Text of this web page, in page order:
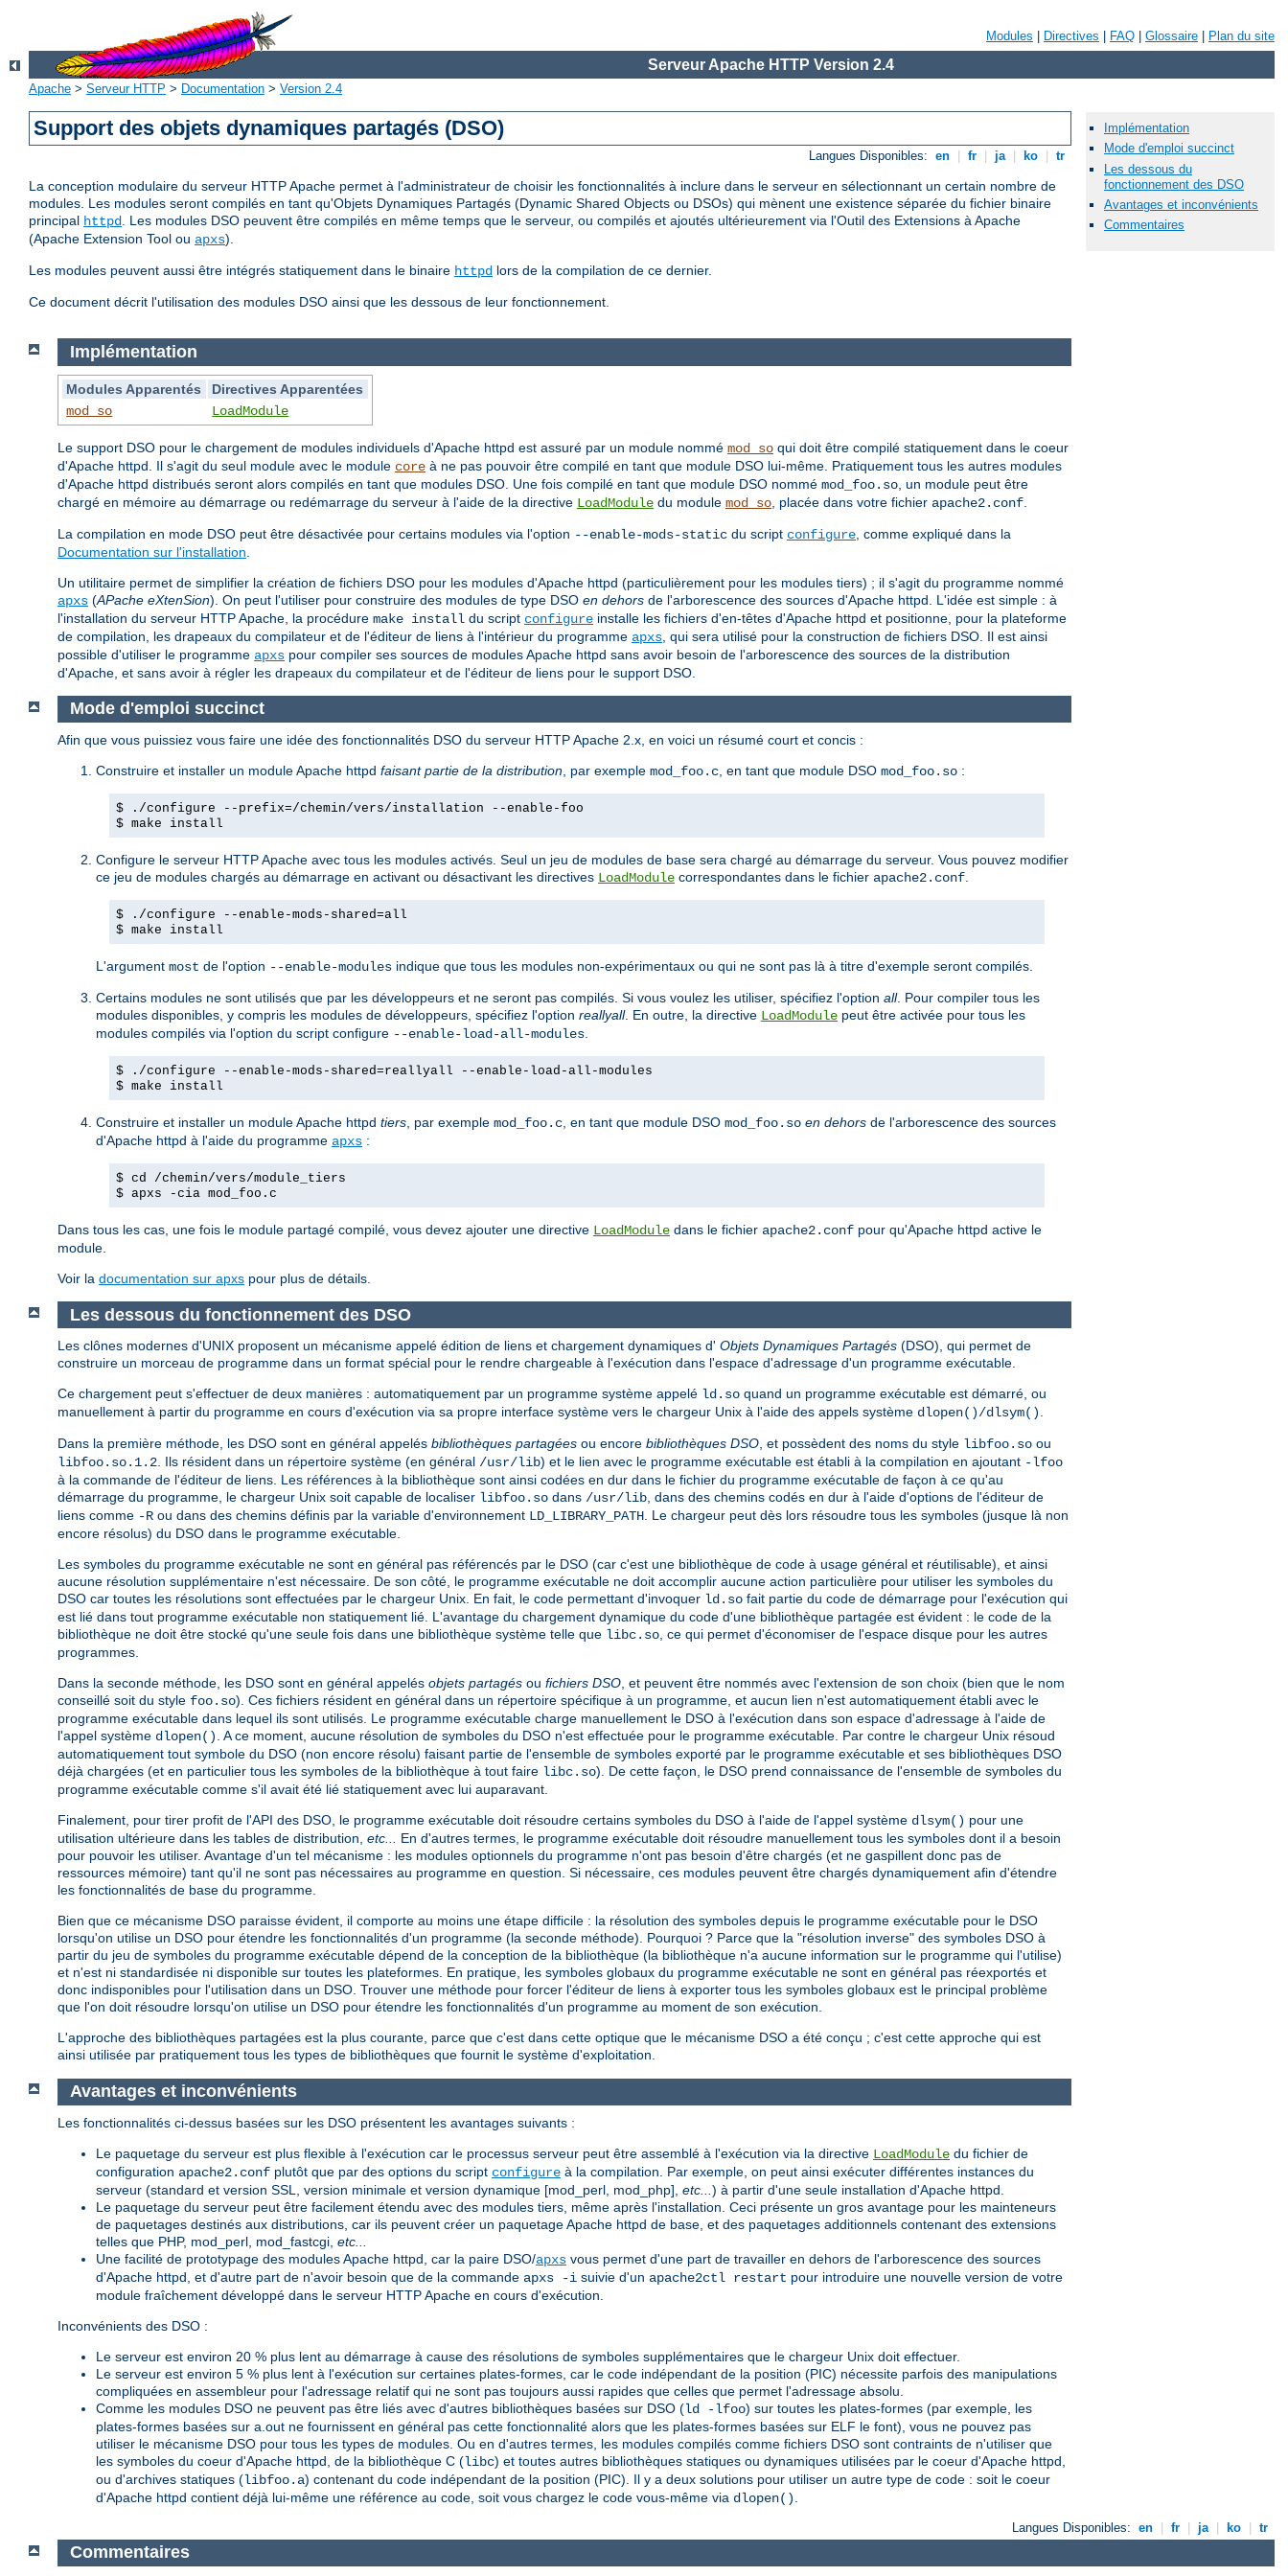
Modules Directives FAQ Glossaire Plan du site
Serveur Apache HTTP Version 2.4
Apache > Serveur HTTP > Documentation > Version 2.4
Support des objets dynamiques partagés (DSO)
Langues Disponibles: en fr ja ko tr
La conception modulaire du serveur HTTP Apache permet à l'administrateur de choisir les fonctionnalités à inclure dans le serveur en sélectionnant un certain nombre de
modules. Les modules seront compilés en tant qu'Objets Dynamiques Partagés (Dynamic Shared Objects ou DSOs) qui mènent une existence séparée du fichier binaire
principal httpd. Les modules DSO peuvent être compilés en même temps que le serveur, ou compilés et ajoutés ultérieurement via l'Outil des Extensions à Apache
(Apache Extension Tool ou apxs).
Les modules peuvent aussi être intégrés statiquement dans le binaire httpd lors de la compilation de ce dernier.
Ce document décrit l'utilisation des modules DSO ainsi que les dessous de leur fonctionnement.
Implémentation
Mode d'emploi succinct
Les dessous du
fonctionnement des DSO
Avantages et inconvénients
Commentaires
Implémentation
Modules Apparentés
Directives Apparentées
mod_so
LoadModule
Le support DSO pour le chargement de modules individuels d'Apache httpd est assuré par un module nommé mod_so qui doit être compilé statiquement dans le coeur
d'Apache httpd. Il s'agit du seul module avec le module core à ne pas pouvoir être compilé en tant que module DSO lui-même. Pratiquement tous les autres modules
d'Apache httpd distribués seront alors compilés en tant que modules DSO. Une fois compilé en tant que module DSO nommé mod_foo.so , un module peut être
chargé en mémoire au démarrage ou redémarrage du serveur à l'aide de la directive LoadModule du module mod_so , placée dans votre fichier apache2.conf
La compilation en mode DSO peut être désactivée pour certains modules via l'option --enable-mods-static du script configure , comme expliqué dans la
Documentation sur l'installation
Un utilitaire permet de simplifier la création de fichiers DSO pour les modules d'Apache httpd (particulièrement pour les modules tiers) ; il s'agit du programme nommé
apxs (APache eXtenSion). On peut l'utiliser pour construire des modules de type DSO en dehors de l'arborescence des sources d'Apache httpd. L'idée est simple : à
l'installation du serveur HTTP Apache, la procédure make install du script configure installe les fichiers d'en-têtes d'Apache httpd et positionne, pour la plateforme
de compilation, les drapeaux du compilateur et de l'éditeur de liens à l'intérieur du programme apxs , qui sera utilisé pour la construction de fichiers DSO. Il est ainsi
possible d'utiliser le programme apxs pour compiler ses sources de modules Apache httpd sans avoir besoin de l'arborescence des sources de la distribution
d'Apache, et sans avoir à régler les drapeaux du compilateur et de l'éditeur de liens pour le support DSO.
Mode d'emploi succinct
Afin que vous puissiez vous faire une idée des fonctionnalités DSO du serveur HTTP Apache 2.x, en voici un résumé court et concis :
Construire et installer un module Apache httpd faisant partie de la distribution , par exemple mod_foo.c , en tant que module DSO mod_foo.so :
$ ./configure --prefix=/chemin/vers/installation --enable-foo
$ make install
Configure le serveur HTTP Apache avec tous les modules activés. Seul un jeu de modules de base sera chargé au démarrage du serveur. Vous pouvez modifier
ce jeu de modules chargés au démarrage en activant ou désactivant les directives LoadModule correspondantes dans le fichier apache2.conf
$ ./configure --enable-mods-shared=all
$ make install
L'argument most de l'option --enable-modules indique que tous les modules non-expérimentaux ou qui ne sont pas là à titre d'exemple seront compilés.
Certains modules ne sont utilisés que par les développeurs et ne seront pas compilés. Si vous voulez les utiliser, spécifiez l'option all. Pour compiler tous les
modules disponibles, y compris les modules de développeurs, spécifiez l'option reallyall. En outre, la directive LoadModule peut être activée pour tous les
modules compilés via l'option du script configure --enable-load-all-modules
$ ./configure --enable-mods-shared=reallyall --enable-load-all-modules
$ make install
Construire et installer un module Apache httpd tiers , par exemple mod_foo.c , en tant que module DSO mod_foo.so en dehors de l'arborescence des sources
d'Apache httpd à l'aide du programme apxs :
$ cd /chemin/vers/module_tiers
$ apxs -cia mod_foo.c
Dans tous les cas, une fois le module partagé compilé, vous devez ajouter une directive LoadModule dans le fichier apache2.conf pour qu'Apache httpd active le
module.
Voir la documentation sur apxs pour plus de détails.
Les dessous du fonctionnement des DSO
Les clônes modernes d'UNIX proposent un mécanisme appelé édition de liens et chargement dynamiques d' Objets Dynamiques Partagés (DSO), qui permet de
construire un morceau de programme dans un format spécial pour le rendre chargeable à l'exécution dans l'espace d'adressage d'un programme exécutable.
Ce chargement peut s'effectuer de deux manières : automatiquement par un programme système appelé ld.so quand un programme exécutable est démarré, ou
manuellement à partir du programme en cours d'exécution via sa propre interface système vers le chargeur Unix à l'aide des appels système dlopen()/dlsym().
Dans la première méthode, les DSO sont en général appelés bibliothèques partagées ou encore bibliothèques DSO, et possèdent des noms du style libfoo.so ou
libfoo.so.1.2. Ils résident dans un répertoire système (en général /usr/lib) et le lien avec le programme exécutable est établi à la compilation en ajoutant -lfoo
à la commande de l'éditeur de liens. Les références à la bibliothèque sont ainsi codées en dur dans le fichier du programme exécutable de façon à ce qu'au
démarrage du programme, le chargeur Unix soit capable de localiser libfoo.so dans /usr/lib, dans des chemins codés en dur à l'aide d'options de l'éditeur de
liens comme -R ou dans des chemins définis par la variable d'environnement LD_LIBRARY_PATH. Le chargeur peut dès lors résoudre tous les symboles (jusque là non
encore résolus) du DSO dans le programme exécutable.
Les symboles du programme exécutable ne sont en général pas référencés par le DSO (car c'est une bibliothèque de code à usage général et réutilisable), et ainsi
aucune résolution supplémentaire n'est nécessaire. De son côté, le programme exécutable ne doit accomplir aucune action particulière pour utiliser les symboles du
DSO car toutes les résolutions sont effectuées par le chargeur Unix. En fait, le code permettant d'invoquer ld.so fait partie du code de démarrage pour l'exécution qui
est lié dans tout programme exécutable non statiquement lié. L'avantage du chargement dynamique du code d'une bibliothèque partagée est évident : le code de la
bibliothèque ne doit être stocké qu'une seule fois dans une bibliothèque système telle que libc.so, ce qui permet d'économiser de l'espace disque pour les autres
programmes.
Dans la seconde méthode, les DSO sont en général appelés objets partagés ou fichiers DSO, et peuvent être nommés avec l'extension de son choix (bien que le nom
conseillé soit du style foo.so). Ces fichiers résident en général dans un répertoire spécifique à un programme, et aucun lien n'est automatiquement établi avec le
programme exécutable dans lequel ils sont utilisés. Le programme exécutable charge manuellement le DSO à l'exécution dans son espace d'adressage à l'aide de
l'appel système dlopen(). A ce moment, aucune résolution de symboles du DSO n'est effectuée pour le programme exécutable. Par contre le chargeur Unix résoud
automatiquement tout symbole du DSO (non encore résolu) faisant partie de l'ensemble de symboles exporté par le programme exécutable et ses bibliothèques DSO
déjà chargées (et en particulier tous les symboles de la bibliothèque à tout faire libc.so). De cette façon, le DSO prend connaissance de l'ensemble de symboles du
programme exécutable comme s'il avait été lié statiquement avec lui auparavant.
Finalement, pour tirer profit de l'API des DSO, le programme exécutable doit résoudre certains symboles du DSO à l'aide de l'appel système dlsym() pour une
utilisation ultérieure dans les tables de distribution, etc... En d'autres termes, le programme exécutable doit résoudre manuellement tous les symboles dont il a besoin
pour pouvoir les utiliser. Avantage d'un tel mécanisme : les modules optionnels du programme n'ont pas besoin d'être chargés (et ne gaspillent donc pas de
ressources mémoire) tant qu'il ne sont pas nécessaires au programme en question. Si nécessaire, ces modules peuvent être chargés dynamiquement afin d'étendre
les fonctionnalités de base du programme.
Bien que ce mécanisme DSO paraisse évident, il comporte au moins une étape difficile : la résolution des symboles depuis le programme exécutable pour le DSO
lorsqu'on utilise un DSO pour étendre les fonctionnalités d'un programme (la seconde méthode). Pourquoi ? Parce que la "résolution inverse" des symboles DSO à
partir du jeu de symboles du programme exécutable dépend de la conception de la bibliothèque (la bibliothèque n'a aucune information sur le programme qui l'utilise)
et n'est ni standardisée ni disponible sur toutes les plateformes. En pratique, les symboles globaux du programme exécutable ne sont en général pas réexportés et
donc indisponibles pour l'utilisation dans un DSO. Trouver une méthode pour forcer l'éditeur de liens à exporter tous les symboles globaux est le principal problème
que l'on doit résoudre lorsqu'on utilise un DSO pour étendre les fonctionnalités d'un programme au moment de son exécution.
L'approche des bibliothèques partagées est la plus courante, parce que c'est dans cette optique que le mécanisme DSO a été conçu ; c'est cette approche qui est
ainsi utilisée par pratiquement tous les types de bibliothèques que fournit le système d'exploitation.
Avantages et inconvénients
Les fonctionnalités ci-dessus basées sur les DSO présentent les avantages suivants :
Le paquetage du serveur est plus flexible à l'exécution car le processus serveur peut être assemblé à l'exécution via la directive LoadModule du fichier de
configuration apache2.conf plutôt que par des options du script configure à la compilation. Par exemple, on peut ainsi exécuter différentes instances du
serveur (standard et version SSL, version minimale et version dynamique [mod_perl, mod_php], etc... ) à partir d'une seule installation d'Apache httpd.
Le paquetage du serveur peut être facilement étendu avec des modules tiers, même après l'installation. Ceci présente un gros avantage pour les mainteneurs
de paquetages destinés aux distributions, car ils peuvent créer un paquetage Apache httpd de base, et des paquetages additionnels contenant des extensions
telles que PHP, mod_perl, mod_fastcgi, etc...
Une facilité de prototypage des modules Apache httpd, car la paire DSO/apxs vous permet d'une part de travailler en dehors de l'arborescence des sources
d'Apache httpd, et d'autre part de n'avoir besoin que de la commande apxs -i suivie d'un apache2ctl restart pour introduire une nouvelle version de votre
module fraîchement développé dans le serveur HTTP Apache en cours d'exécution.
Inconvénients des DSO :
Le serveur est environ 20 % plus lent au démarrage à cause des résolutions de symboles supplémentaires que le chargeur Unix doit effectuer.
Le serveur est environ 5 % plus lent à l'exécution sur certaines plates-formes, car le code indépendant de la position (PIC) nécessite parfois des manipulations
compliquées en assembleur pour l'adressage relatif qui ne sont pas toujours aussi rapides que celles que permet l'adressage absolu.
Comme les modules DSO ne peuvent pas être liés avec d'autres bibliothèques basées sur DSO (ld -lfoo) sur toutes les plates-formes (par exemple, les
plates-formes basées sur a.out ne fournissent en général pas cette fonctionnalité alors que les plates-formes basées sur ELF le font), vous ne pouvez pas
utiliser le mécanisme DSO pour tous les types de modules. Ou en d'autres termes, les modules compilés comme fichiers DSO sont contraints de n'utiliser que
les symboles du coeur d'Apache httpd, de la bibliothèque C (libc) et toutes autres bibliothèques statiques ou dynamiques utilisées par le coeur d'Apache httpd,
ou d'archives statiques (libfoo.a) contenant du code indépendant de la position (PIC). Il y a deux solutions pour utiliser un autre type de code : soit le coeur
d'Apache httpd contient déjà lui-même une référence au code, soit vous chargez le code vous-même via dlopen()
Langues Disponibles: en fr ja ko tr
Commentaires